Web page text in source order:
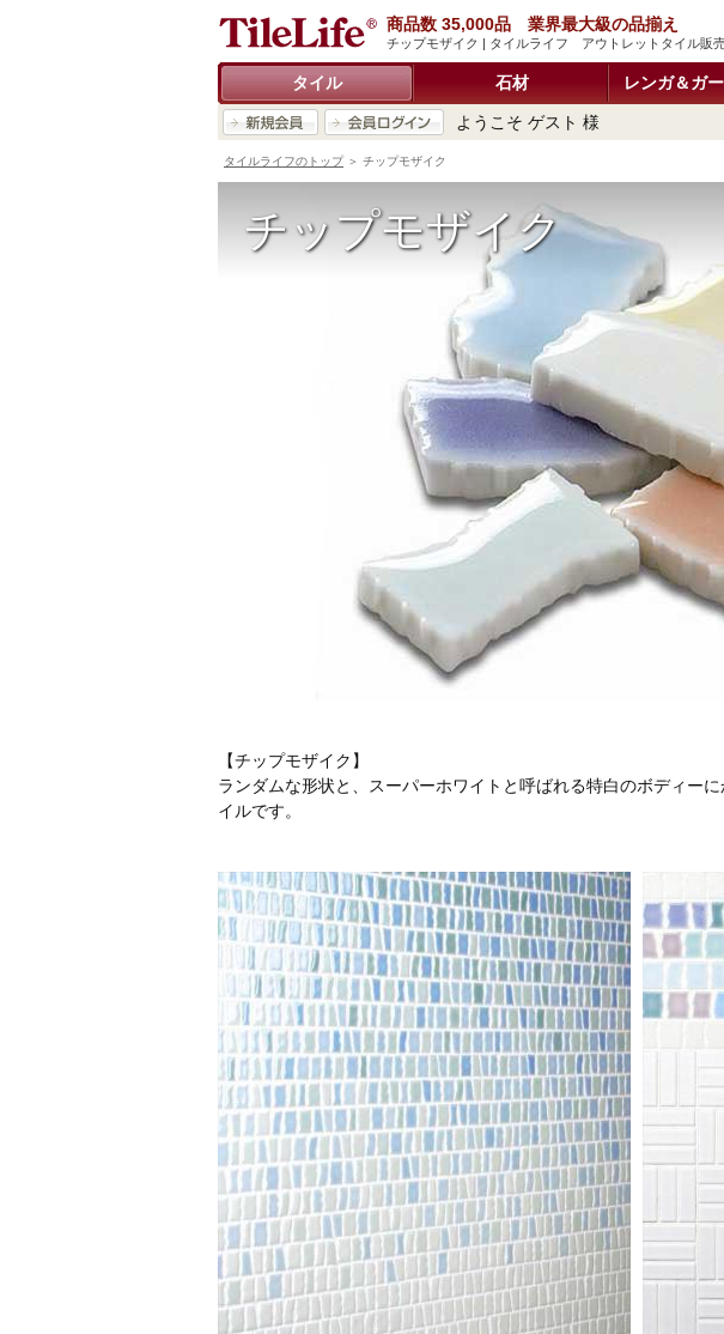
チップモザイク | タイルライフ アウトレットタイル販
商品数 35,000品 業界最大級の品揃え
タイル 石材 レンガ＆ガ
ようこそ ゲスト 様
タイルライフのトップ＞ チップモザイク
チップモザイク
【チップモザイク】
ランダムな形状と、スーパーホワイトと呼ばれる特白のボディー
イルです。